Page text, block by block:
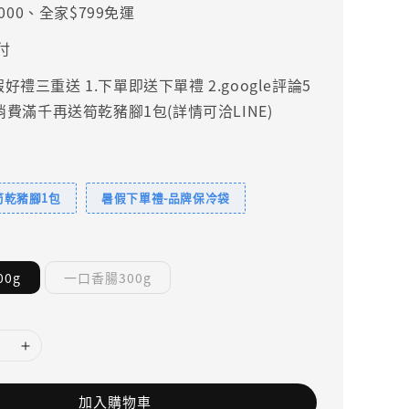
、全家$799免運
好禮三重送 1.下單即送下單禮 2.google評論5
費滿千再送筍乾豬腳1包(詳情可洽LINE)
豬腳1包 暑假下單禮-品牌保冷袋
一口香腸300g
加入購物車